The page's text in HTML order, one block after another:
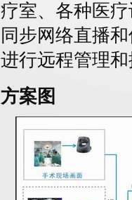
疗室、各种医
同步网络直播
进行远程管理
方案图